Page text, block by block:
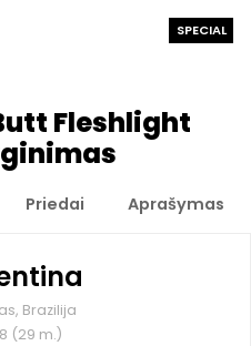
SPECIAL
Fleshlight
Priedai Aprašymas
Brazilija
(29 m.)